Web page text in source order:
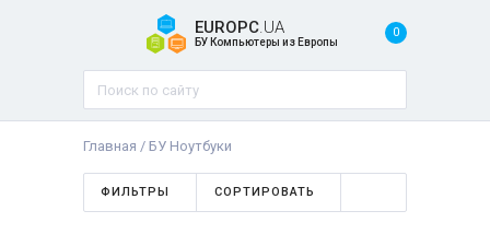
EUROPC.UA
БУ Компьютеры из Европы
0
Главная / БУ Ноутбуки
ФИЛЬТРЫ СОРТИРОВАТЬ